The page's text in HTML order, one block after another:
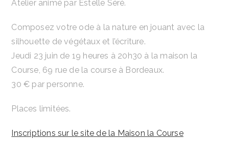
Atelier animé par Estelle Séré.
Composez votre ode à la nature en jouant avec la
silhouette de végétaux et l’écriture.
Jeudi 23 juin de 19 heures à 20h30 à la maison la
Course, 69 rue de la course à Bordeaux.
30 € par personne.
Places limitées.
Inscriptions sur le site de la Maison la Course